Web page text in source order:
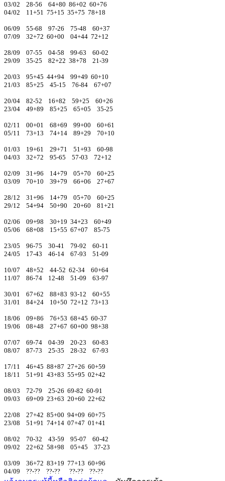
03/02 28-56 64+80 86+02 60+76
04/02 11+51 75+15 35+75 78+18
06/09 55-68 97-26 75-48 60+37
07/09 32+72 60+00 04+44 72+12
28/09 07-55 04-58 99-63 60-02
29/09 35-25 82+22 38+78 21-39
20/03 95+45 44+94 99+49 60+10
21/03 85+25 45-15 76-84 67+07
20/04 82-52 16+82 59+25 60+26
23/04 49+89 85+25 65+05 35-25
02/11 00+01 68+69 99+00 60+61
05/11 73+13 74+14 89+29 70+10
01/03 19+61 29+71 51+93 60-98
04/03 32+72 95-65 57-03 72+12
02/09 31+96 14+79 05+70 60+25
03/09 70+10 39+79 66+06 27+67
28/12 31+96 14+79 05+70 60+25
29/12 54+94 50+90 20+60 81+21
02/06 09+98 30+19 34+23 60+49
05/06 68+08 15+55 67+07 85-75
23/05 96-75 30-41 79-92 60-11
24/05 17-43 46-14 67-93 51-09
10/07 48+52 44-52 62-34 60+64
11/07 86-74 12-48 51-09 63-97
30/01 67+62 88+83 93-12 60+55
31/01 84+24 10+50 72+12 73+13
18/06 09+86 76+53 68+45 60-37
19/06 08+48 27+67 60+00 98+38
07/07 69-74 04-39 20-23 60-83
08/07 87-73 25-35 28-32 67-93
17/11 46+45 88+87 27+26 60+59
18/11 51+91 43+83 55+95 02+42
08/03 72-79 25-26 69-82 60-91
09/03 69+09 23+63 20+60 22+62
22/08 27+42 85+00 94+09 60+75
23/08 51+91 74+14 07+47 01+41
08/02 70-32 43-59 95-07 60-42
09/02 22+62 58+98 05+45 37-23
03/09 36+72 83+19 77+13 60+96
04/09 ??-?? ??-?? ??-?? ??-??